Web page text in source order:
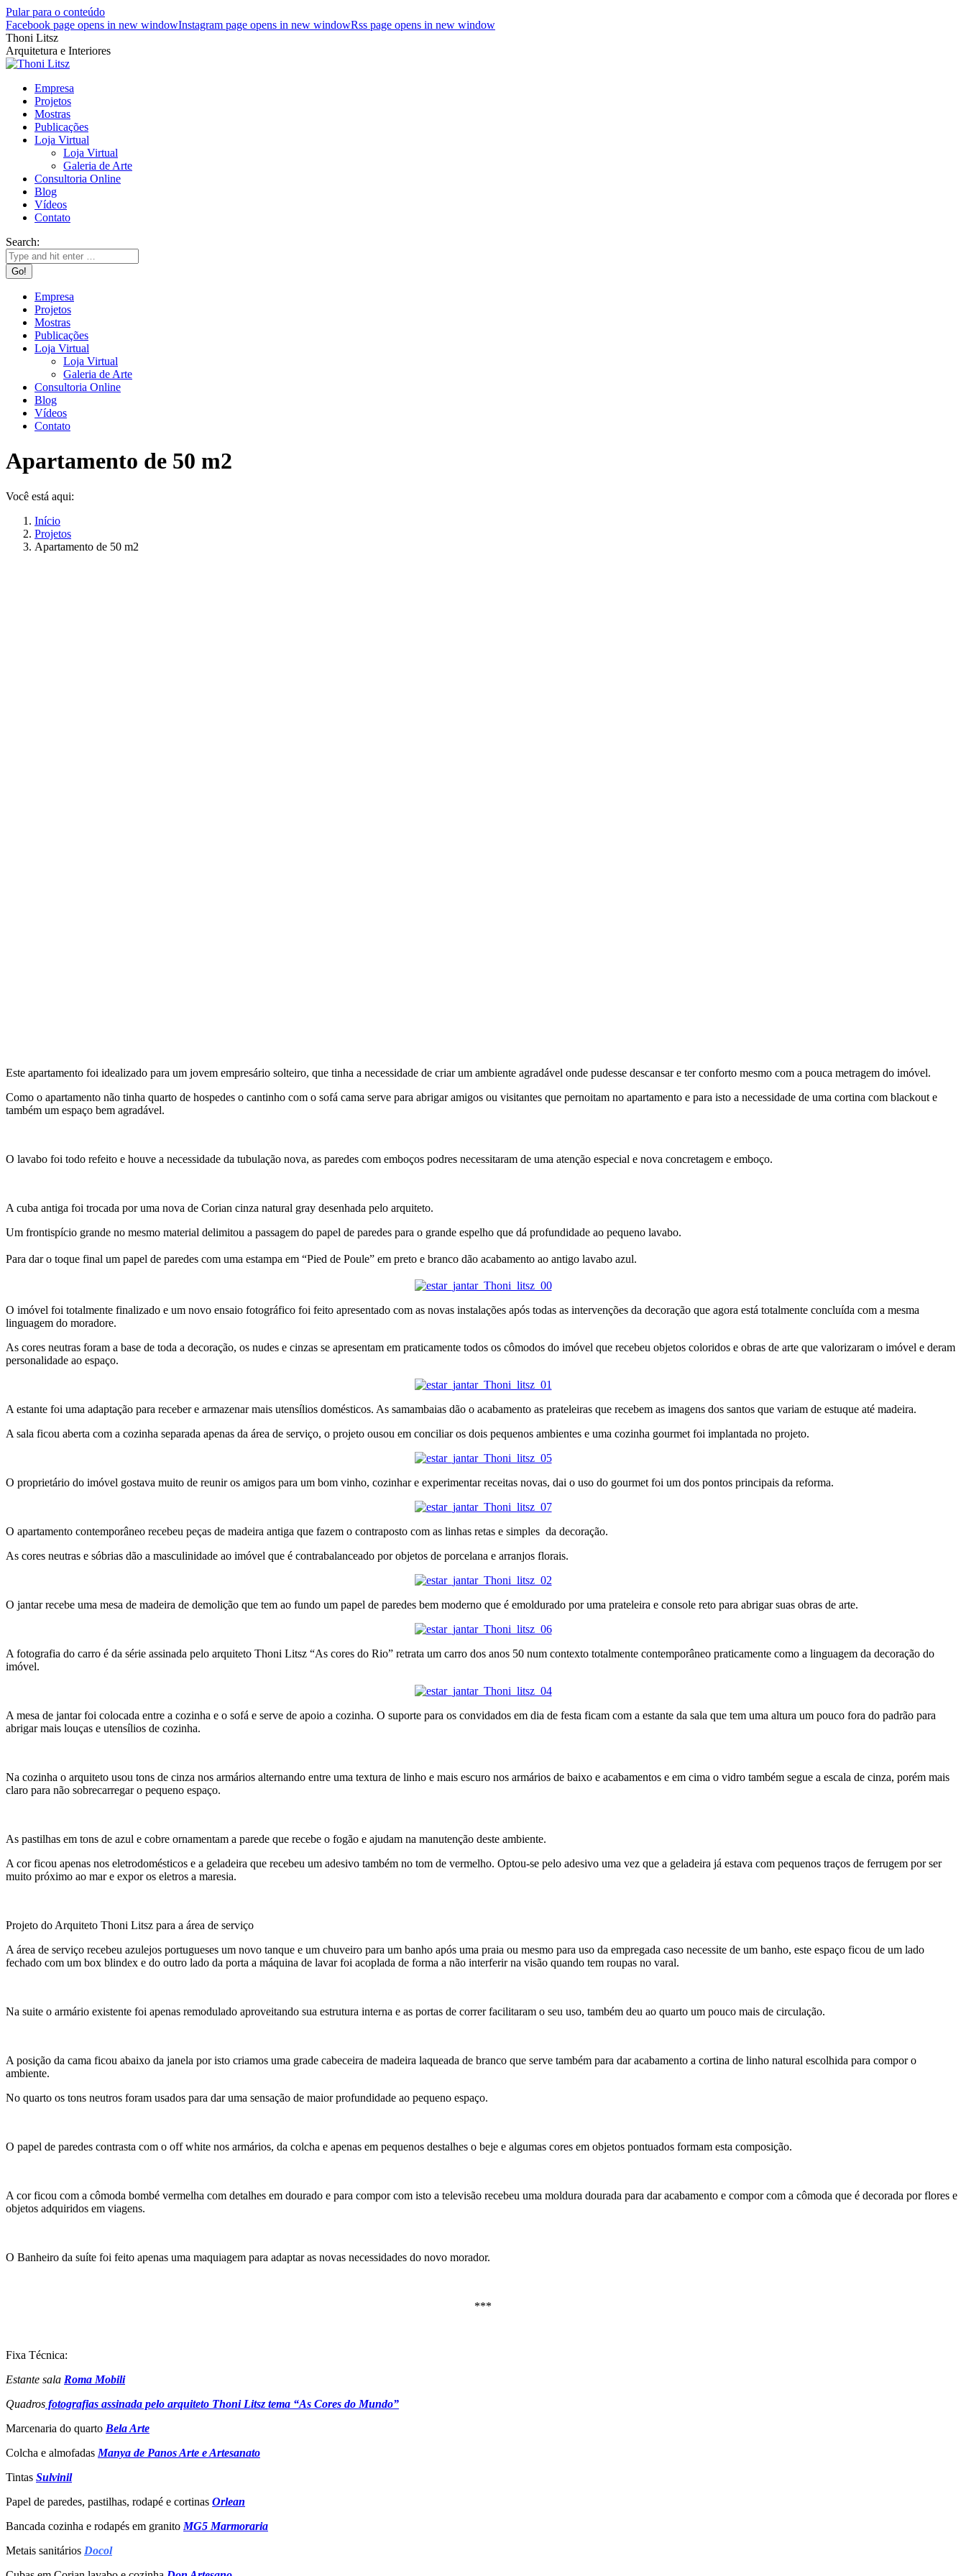
Pular para o conteúdo
Facebook page opens in new windowInstagram page opens in new windowRss page opens in new window
Thoni Litsz
Arquitetura e Interiores
Empresa
Projetos
Mostras
Publicações
Loja Virtual
Loja Virtual
Galeria de Arte
Consultoria Online
Blog
Vídeos
Contato
Search:
Empresa
Projetos
Mostras
Publicações
Loja Virtual
Loja Virtual
Galeria de Arte
Consultoria Online
Blog
Vídeos
Contato
Apartamento de 50 m2
Você está aqui:
Início
Projetos
Apartamento de 50 m2
Este apartamento foi idealizado para um jovem empresário solteiro, que tinha a necessidade de criar um ambiente agradável onde pudesse descansar e ter conforto mesmo com a pouca metragem do imóvel.
Como o apartamento não tinha quarto de hospedes o cantinho com o sofá cama serve para abrigar amigos ou visitantes que pernoitam no apartamento e para isto a necessidade de uma cortina com blackout e
também um espaço bem agradável.
O lavabo foi todo refeito e houve a necessidade da tubulação nova, as paredes com emboços podres necessitaram de uma atenção especial e nova concretagem e emboço.
A cuba antiga foi trocada por uma nova de Corian cinza natural gray desenhada pelo arquiteto.
Um frontispício grande no mesmo material delimitou a passagem do papel de paredes para o grande espelho que dá profundidade ao pequeno lavabo.
Para dar o toque final um papel de paredes com uma estampa em “Pied de Poule” em preto e branco dão acabamento ao antigo lavabo azul.
O imóvel foi totalmente finalizado e um novo ensaio fotográfico foi feito apresentado com as novas instalações após todas as intervenções da decoração que agora está totalmente concluída com a mesma
linguagem do moradore.
As cores neutras foram a base de toda a decoração, os nudes e cinzas se apresentam em praticamente todos os cômodos do imóvel que recebeu objetos coloridos e obras de arte que valorizaram o imóvel e deram
personalidade ao espaço.
A estante foi uma adaptação para receber e armazenar mais utensílios domésticos. As samambaias dão o acabamento as prateleiras que recebem as imagens dos santos que variam de estuque até madeira.
A sala ficou aberta com a cozinha separada apenas da área de serviço, o projeto ousou em conciliar os dois pequenos ambientes e uma cozinha gourmet foi implantada no projeto.
O proprietário do imóvel gostava muito de reunir os amigos para um bom vinho, cozinhar e experimentar receitas novas, dai o uso do gourmet foi um dos pontos principais da reforma.
O apartamento contemporâneo recebeu peças de madeira antiga que fazem o contraposto com as linhas retas e simples da decoração.
As cores neutras e sóbrias dão a masculinidade ao imóvel que é contrabalanceado por objetos de porcelana e arranjos florais.
O jantar recebe uma mesa de madeira de demolição que tem ao fundo um papel de paredes bem moderno que é emoldurado por uma prateleira e console reto para abrigar suas obras de arte.
A fotografia do carro é da série assinada pelo arquiteto Thoni Litsz “As cores do Rio” retrata um carro dos anos 50 num contexto totalmente contemporâneo praticamente como a linguagem da decoração do
imóvel.
A mesa de jantar foi colocada entre a cozinha e o sofá e serve de apoio a cozinha. O suporte para os convidados em dia de festa ficam com a estante da sala que tem uma altura um pouco fora do padrão para
abrigar mais louças e utensílios de cozinha.
Na cozinha o arquiteto usou tons de cinza nos armários alternando entre uma textura de linho e mais escuro nos armários de baixo e acabamentos e em cima o vidro também segue a escala de cinza, porém mais
claro para não sobrecarregar o pequeno espaço.
As pastilhas em tons de azul e cobre ornamentam a parede que recebe o fogão e ajudam na manutenção deste ambiente.
A cor ficou apenas nos eletrodomésticos e a geladeira que recebeu um adesivo também no tom de vermelho. Optou-se pelo adesivo uma vez que a geladeira já estava com pequenos traços de ferrugem por ser
muito próximo ao mar e expor os eletros a maresia.
Projeto do Arquiteto Thoni Litsz para a área de serviço
A área de serviço recebeu azulejos portugueses um novo tanque e um chuveiro para um banho após uma praia ou mesmo para uso da empregada caso necessite de um banho, este espaço ficou de um lado
fechado com um box blindex e do outro lado da porta a máquina de lavar foi acoplada de forma a não interferir na visão quando tem roupas no varal.
Na suite o armário existente foi apenas remodulado aproveitando sua estrutura interna e as portas de correr facilitaram o seu uso, também deu ao quarto um pouco mais de circulação.
A posição da cama ficou abaixo da janela por isto criamos uma grade cabeceira de madeira laqueada de branco que serve também para dar acabamento a cortina de linho natural escolhida para compor o
ambiente.
No quarto os tons neutros foram usados para dar uma sensação de maior profundidade ao pequeno espaço.
O papel de paredes contrasta com o off white nos armários, da colcha e apenas em pequenos destalhes o beje e algumas cores em objetos pontuados formam esta composição.
A cor ficou com a cômoda bombé vermelha com detalhes em dourado e para compor com isto a televisão recebeu uma moldura dourada para dar acabamento e compor com a cômoda que é decorada por flores e
objetos adquiridos em viagens.
O Banheiro da suíte foi feito apenas uma maquiagem para adaptar as novas necessidades do novo morador.
***
Fixa Técnica:
Estante sala Roma Mobili
Quadros fotografias assinada pelo arquiteto Thoni Litsz tema “As Cores do Mundo”
Marcenaria do quarto Bela Arte
Colcha e almofadas Manya de Panos Arte e Artesanato
Tintas Sulvinil
Papel de paredes, pastilhas, rodapé e cortinas Orlean
Bancada cozinha e rodapés em granito MG5 Marmoraria
Metais sanitários Docol